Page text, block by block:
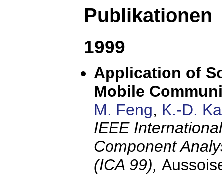
Publikationen
1999
Application of
Mobile
M. Feng, K.-D.
IEEE
Component
(ICA 99),